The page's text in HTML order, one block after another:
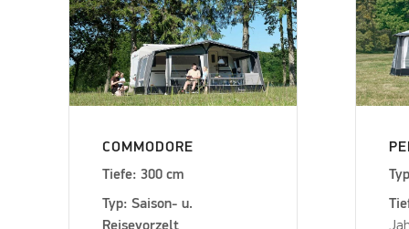
COMMODORE
Tiefe: 300 cm
Typ: Saison- u.
Reisevorzelt